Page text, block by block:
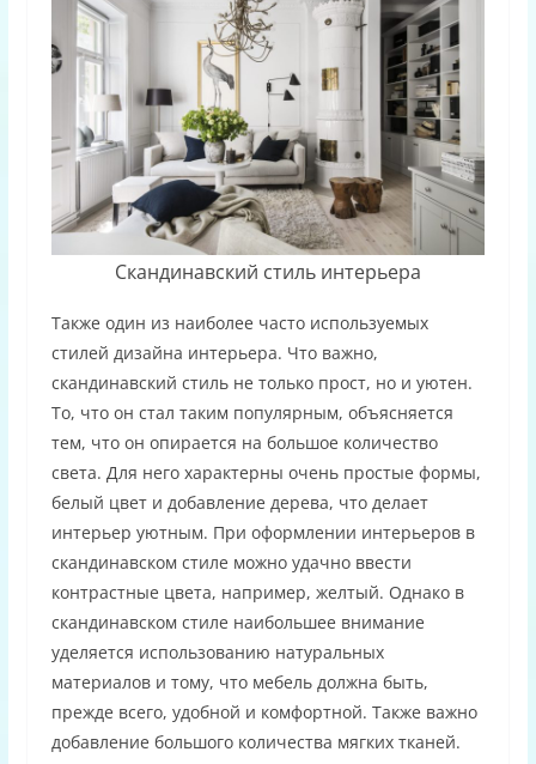
Скандинавский стиль интерьера
Также один из наиболее часто используемых
стилей дизайна интерьера. Что важно,
скандинавский стиль не только прост, но и уютен.
То, что он стал таким популярным, объясняется
тем, что он опирается на большое количество
света. Для него характерны очень простые формы,
белый цвет и добавление дерева, что делает
интерьер уютным. При оформлении интерьеров в
скандинавском стиле можно удачно ввести
контрастные цвета, например, желтый. Однако в
скандинавском стиле наибольшее внимание
уделяется использованию натуральных
материалов и тому, что мебель должна быть,
прежде всего, удобной и комфортной. Также важно
добавление большого количества мягких тканей.